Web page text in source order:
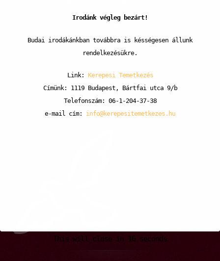
Elérhetőségeink, térkép
Irodánk végleg bezárt!
Budai irodákánkban továbbra is késségesen állunk
rendelkezésükre.
Link: Kerepesi Temetkezés
Címünk: 1119 Budapest, Bártfai utca 9/b
Telefonszám: 06-1-204-37-38
e-mail cím: info@kerepesitemetkezes.hu
This will close in 15 seconds